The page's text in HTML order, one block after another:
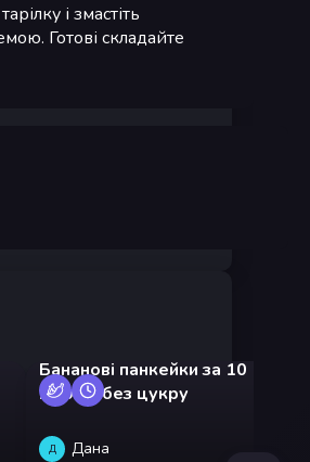
і змастіть
Готові складайте
Бананові панкейки за 10
хвилин без цукру
Д Дана